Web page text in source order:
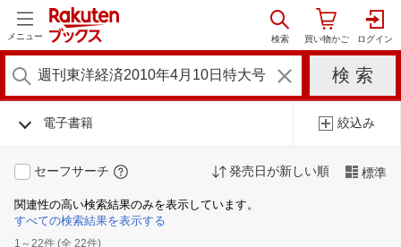
メニュー
電子書籍 絞込み
セーフサーチ 発売日が新しい順 標準
関連性の高い検索結果のみを表示しています。
すべての検索結果を表示する
1～22件 (全 22件)